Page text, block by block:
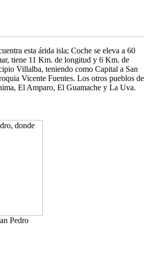
esta árida isla; Coche se eleva a 60
tiene 11 Km. de longitud y 6 Km. de
Villalba, teniendo como Capital a San
Vicente Fuentes. Los otros pueblos de
El Amparo, El Guamache y La Uva.
Pedro